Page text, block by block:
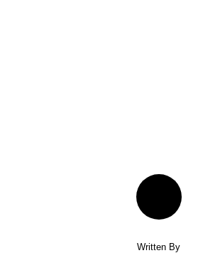
Written By